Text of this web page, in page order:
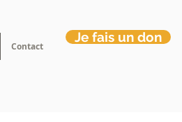
Contact
Je fais un don